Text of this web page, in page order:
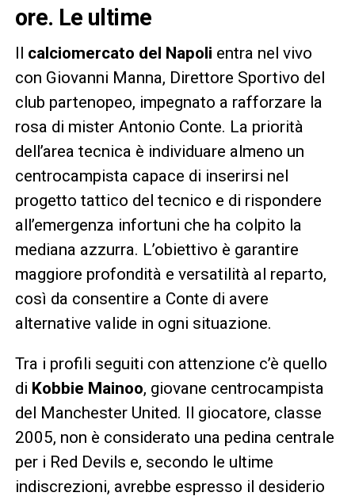
ore. Le ultime
Il calciomercato del Napoli entra nel vivo
con Giovanni Manna, Direttore Sportivo del
club partenopeo, impegnato a rafforzare la
rosa di mister Antonio Conte. La priorità
dell’area tecnica è individuare almeno un
centrocampista capace di inserirsi nel
progetto tattico del tecnico e di rispondere
all’emergenza infortuni che ha colpito la
mediana azzurra. L’obiettivo è garantire
maggiore profondità e versatilità al reparto,
così da consentire a Conte di avere
alternative valide in ogni situazione.
Tra i profili seguiti con attenzione c’è quello
di Kobbie Mainoo, giovane centrocampista
del Manchester United. Il giocatore, classe
2005, non è considerato una pedina centrale
per i Red Devils e, secondo le ultime
indiscrezioni, avrebbe espresso il desiderio